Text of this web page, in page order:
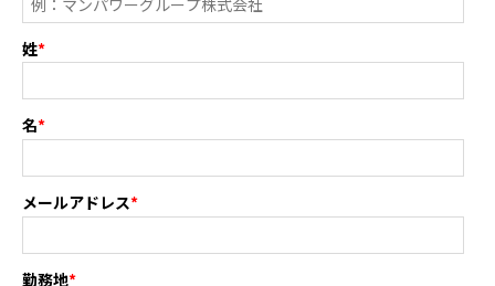
姓*
名*
メールアドレス*
勤務地*